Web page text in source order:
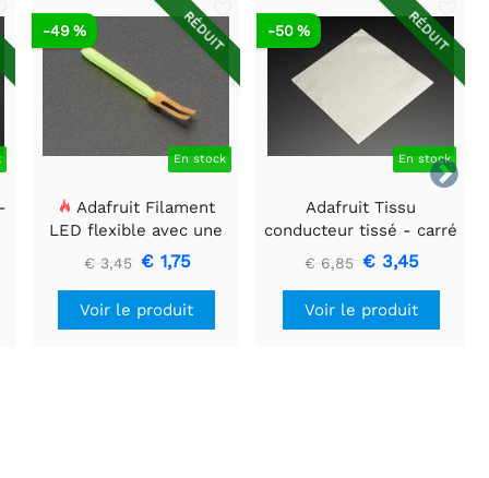

RÉDUIT
En stock
-49 %
Adafruit Filament
LED flexible avec une
seule connexion - 3V 25
mm de long - Vert
€ 3,45 € 1,75
Voir le produit
RÉDUIT
En stock
-50 %
Adafruit Tissu
conducteur tissé - carré
de 20 cm
€ 6,85 € 3,45
Voir le produit